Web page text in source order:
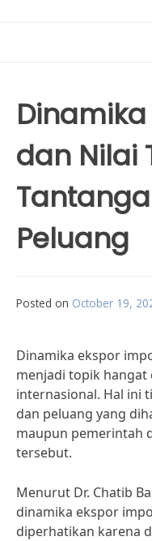
dan Nilai
Peluang
Posted on October 19,
Dinamika ekspor
menjadi topik hangat
internasional. Hal ini
dan peluang yang
maupun pemerintah
tersebut.
Menurut Dr. Chatib
dinamika ekspor
diperhatikan karena